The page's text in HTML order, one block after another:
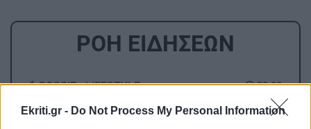
Ekriti.gr - Do Not Process My Personal Information
ΡΟΗ ΕΙΔΗΣΕΩΝ
23:00
GOSSIP - LIFESTYLE
Η Μπάρμπρα Στρέιζαντ υπογράφει το πρώτο
της παιδικό βιβλίο